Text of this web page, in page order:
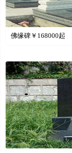
佛缘碑￥ 168000起